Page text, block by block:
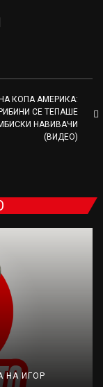
КОПА АМЕРИКА:
СЕ ТЕПАШЕ
НАВИВАЧИ
(ВИДЕО)
НА ИГОР